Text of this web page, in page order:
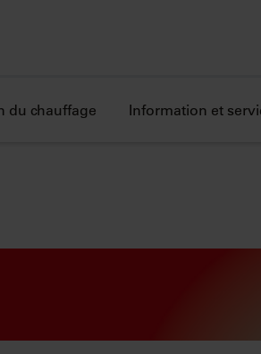
du chauffage Information et